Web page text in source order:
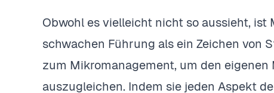
Obwohl es vielleicht nicht so aussieht,
schwachen Führung als ein Zeichen von
zum Mikromanagement, um den
auszugleichen. Indem sie jeden Aspekt